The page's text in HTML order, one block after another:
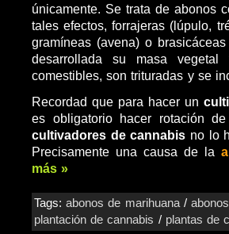
únicamente. Se trata de abonos
tales efectos, forrajeras (lúpulo,
gramíneas (avena) o
desarrollada su masa
comestibles, son trituradas y se
Recordad que para hacer un
es obligatorio hacer rotación
cultivadores de cannabis no lo
Precisamente una causa de la
más »
Tags:abonos de marihuana/
plantación de cannabis / plantas de